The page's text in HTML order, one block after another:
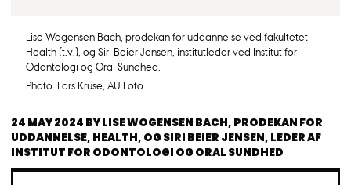
Lise Wogensen Bach, prodekan for uddannelse ved fakultetet
Health (t.v.), og Siri Beier Jensen, institutleder ved Institut for
Odontologi og Oral Sundhed.
Photo: Lars Kruse, AU Foto
24 MAY 2024 BYLISE WOGENSEN BACH, PRODEKAN FOR
UDDANNELSE, HEALTH, OG SIRI BEIER JENSEN, LEDER AF
INSTITUT FOR ODONTOLOGI OG ORAL SUNDHED